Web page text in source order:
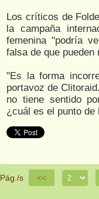
Los críticos de
la campaña
femenina "podría
falsa de que
"Es la forma
portavoz de
no tiene sentido
¿cuál es el punto de
Pág./s <<